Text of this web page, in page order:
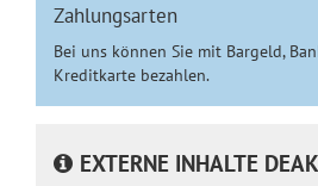
Zahlungsarten
Bei uns können Sie mit Bargeld,
Kreditkarte bezahlen.
EXTERNE INHALTE